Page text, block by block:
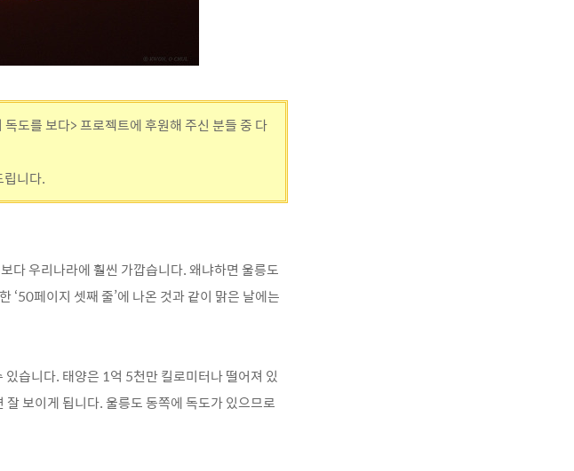
도를 보다> 프로젝트에 후원해 주신 분들 중 다
니다.
다 우리나라에 훨씬 가깝습니다. 왜냐하면 울릉도
‘50페이지 셋째 줄’에 나온 것과 같이 맑은 날에는
습니다. 태양은 1억 5천만 킬로미터나 떨어져 있
보이게 됩니다. 울릉도 동쪽에 독도가 있으므로